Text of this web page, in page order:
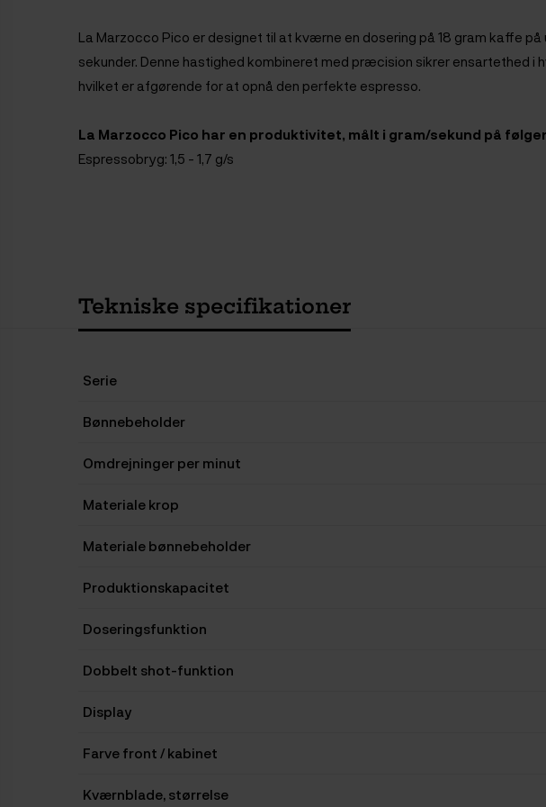
La Marzocco Pico er designet til at kværne en dosering på 18 gram kaffe på
sekunder. Denne hastighed kombineret med præcision sikrer ensartethed i
hvilket er afgørende for at opnå den perfekte espresso.
La Marzocco Pico har en produktivitet, målt i gram/sekund på
Espressobryg: 1,5 - 1,7 g/s
Tekniske specifikationer
Serie
Bønnebeholder
Omdrejninger per minut
Materiale krop
Materiale bønnebeholder
Produktionskapacitet
Doseringsfunktion
Dobbelt shot-funktion
Display
Farve front / kabinet
Kværnblade, størrelse